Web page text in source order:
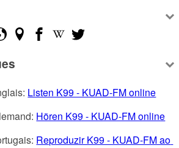
Listen K99 - KUAD-FM online
Hören K99 - KUAD-FM online
Reproduzir K99 - KUAD-FM ao